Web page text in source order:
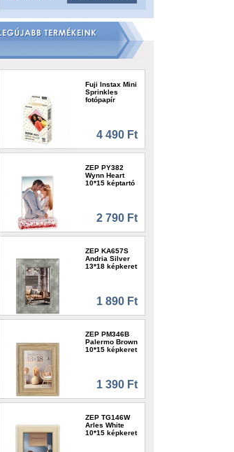
Fuji Instax Mini
Sprinkles
fotópapír
4 490 Ft
ZEP PY382
Wynn Heart
10*15 képtartó
2 790 Ft
ZEP KA657S
Andria Silver
13*18 képkeret
1 890 Ft
ZEP PM346B
Palermo Brown
10*15 képkeret
1 390 Ft
ZEP TG146W
Arles White
10*15 képkeret